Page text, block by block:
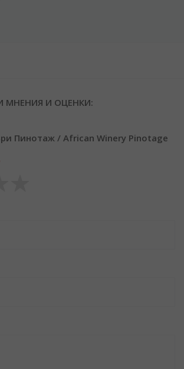
МНЕНИЯ И ОЦЕНКИ:
Пинотаж / African Winery Pinotage